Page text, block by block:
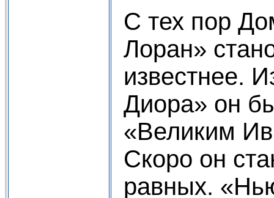
С тех пор
Лоран»
известнее.
Диора» он
«Великим
Скоро он
равных.